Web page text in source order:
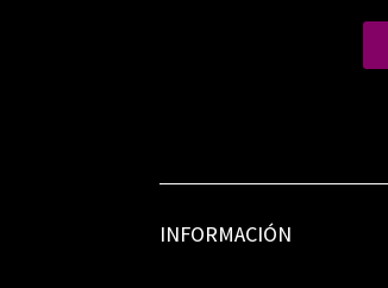
INFORMACIÓN